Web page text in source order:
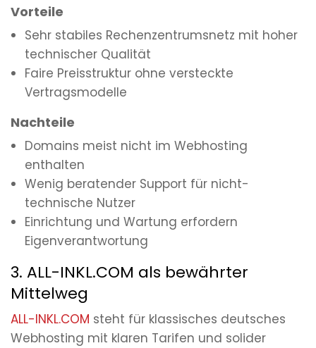
Vorteile
Sehr stabiles Rechenzentrumsnetz mit hoher
technischer Qualität
Faire Preisstruktur ohne versteckte
Vertragsmodelle
Nachteile
Domains meist nicht im Webhosting
enthalten
Wenig beratender Support für nicht-
technische Nutzer
Einrichtung und Wartung erfordern
Eigenverantwortung
3. ALL-INKL.COM als bewährter
Mittelweg
ALL-INKL.COM steht für klassisches deutsches
Webhosting mit klaren Tarifen und solider